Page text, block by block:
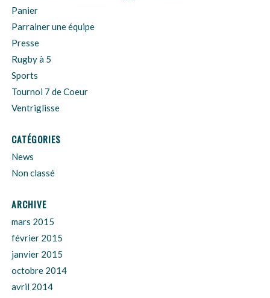
Panier
Parrainer une équipe
Presse
Rugby à 5
Sports
Tournoi 7 de Coeur
Ventriglisse
CATÉGORIES
News
Non classé
ARCHIVE
mars 2015
février 2015
janvier 2015
octobre 2014
avril 2014